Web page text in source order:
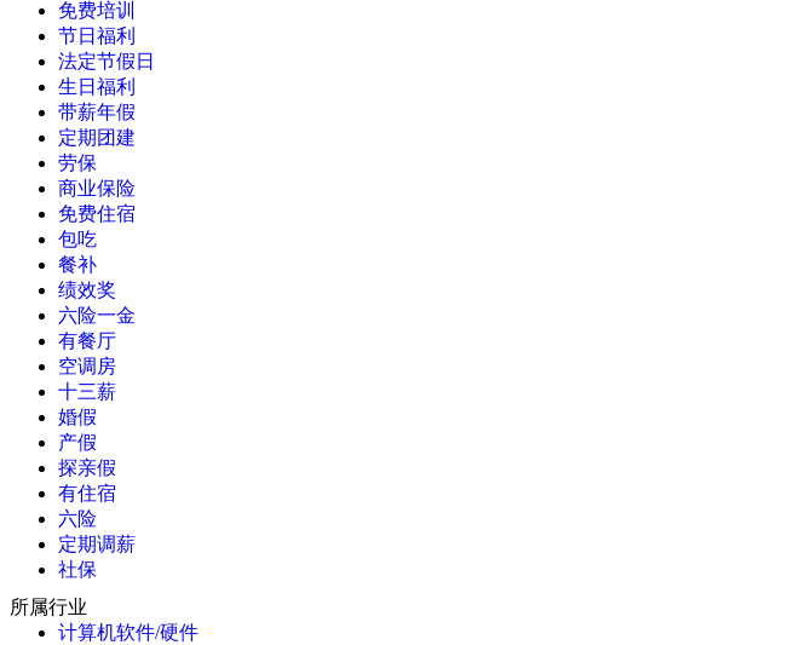
免费培训
节日福利
法定节假日
生日福利
带薪年假
定期团建
劳保
商业保险
免费住宿
包吃
餐补
绩效奖
六险一金
有餐厅
空调房
十三薪
婚假
产假
探亲假
有住宿
六险
定期调薪
社保
所属行业
计算机软件/硬件